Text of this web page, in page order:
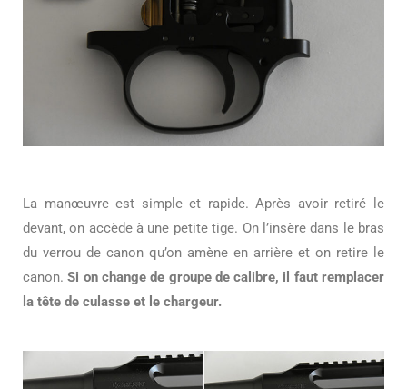
La manœuvre est simple et rapide. Après avoir retiré le
devant, on accède à une petite tige. On l’insère dans le bras
du verrou de canon qu’on amène en arrière et on retire le
canon.Si on change de groupe de calibre, il faut remplacer
la tête de culasse et le chargeur.